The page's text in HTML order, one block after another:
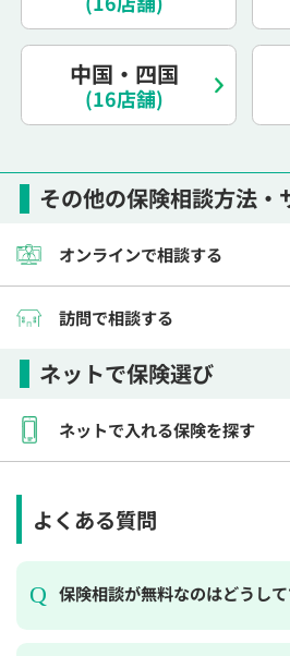
電話で相談予約 （オンライ
0120-
平日 / 土日祝日 10:00〜
※受付時間外にご予約をい
その他の保険相談方法・
オンラインで相談する
訪問で相談する
ネットで保険選び
ネットで入れる保険を探す
中国・四国
(16店舗)
よくある質問
保険相談が無料なのはどうし